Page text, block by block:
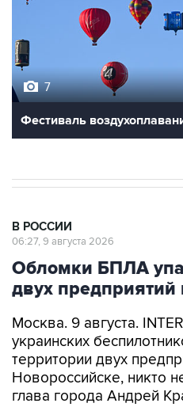
7
Фестиваль
В РОССИИ
06:27, 9 августа 2026
Обломки БПЛА
двух
Москва. 9 августа.
украинских
территории двух
Новороссийске, никто
глава города Андрей